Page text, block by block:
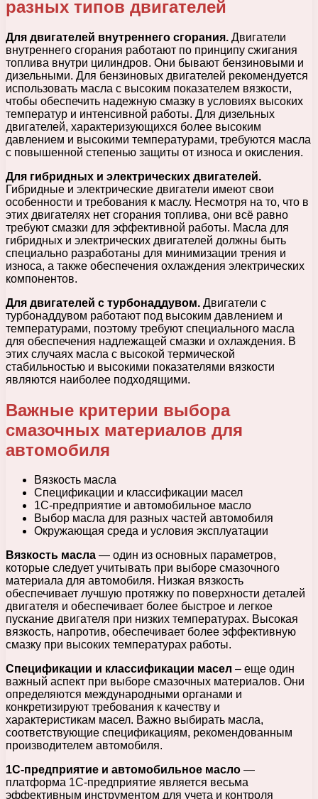
разных типов двигателей
Для двигателей внутреннего сгорания. Двигатели
внутреннего сгорания работают по принципу сжигания
топлива внутри цилиндров. Они бывают бензиновыми и
дизельными. Для бензиновых двигателей рекомендуется
использовать масла с высоким показателем вязкости,
чтобы обеспечить надежную смазку в условиях высоких
температур и интенсивной работы. Для дизельных
двигателей, характеризующихся более высоким
давлением и высокими температурами, требуются масла
с повышенной степенью защиты от износа и окисления.
Для гибридных и электрических двигателей.
Гибридные и электрические двигатели имеют свои
особенности и требования к маслу. Несмотря на то, что в
этих двигателях нет сгорания топлива, они всё равно
требуют смазки для эффективной работы. Масла для
гибридных и электрических двигателей должны быть
специально разработаны для минимизации трения и
износа, а также обеспечения охлаждения электрических
компонентов.
Для двигателей с турбонаддувом. Двигатели с
турбонаддувом работают под высоким давлением и
температурами, поэтому требуют специального масла
для обеспечения надлежащей смазки и охлаждения. В
этих случаях масла с высокой термической
стабильностью и высокими показателями вязкости
являются наиболее подходящими.
Важные критерии выбора
смазочных материалов для
автомобиля
Вязкость масла
Спецификации и классификации масел
1С-предприятие и автомобильное масло
Выбор масла для разных частей автомобиля
Окружающая среда и условия эксплуатации
Вязкость масла — один из основных параметров,
которые следует учитывать при выборе смазочного
материала для автомобиля. Низкая вязкость
обеспечивает лучшую протяжку по поверхности деталей
двигателя и обеспечивает более быстрое и легкое
пускание двигателя при низких температурах. Высокая
вязкость, напротив, обеспечивает более эффективную
смазку при высоких температурах работы.
Спецификации и классификации масел – еще один
важный аспект при выборе смазочных материалов. Они
определяются международными органами и
конкретизируют требования к качеству и
характеристикам масел. Важно выбирать масла,
соответствующие спецификациям, рекомендованным
производителем автомобиля.
1С-предприятие и автомобильное масло —
платформа 1С-предприятие является весьма
эффективным инструментом для учета и контроля